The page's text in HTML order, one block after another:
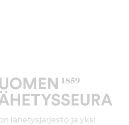
lähetysjärjestö ja yksi